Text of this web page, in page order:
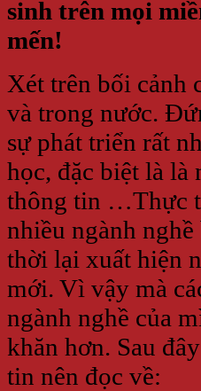
sinh trên mọi
mến!
Xét trên bối cảnh
và trong nước.
sự phát triển rất
học, đặc biệt là là
thông tin …Thực
nhiều ngành
thời lại xuất hiện
mới. Vì vậy mà
ngành nghề của
khăn hơn. Sau
tin nên đọc về: